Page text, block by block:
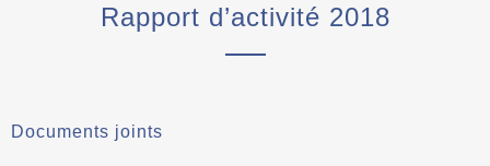
Rapport d’activité 2018
Documents joints